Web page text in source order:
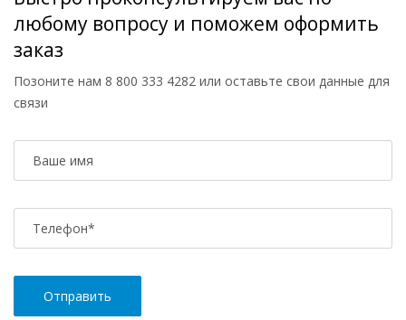
любому вопросу и поможем оформить
заказ
Позоните нам 8 800 333 4282 или оставьте свои данные для
связи
Ваше имя
Телефон*